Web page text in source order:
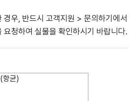
경우, 반드시 고객지원 > 문의하기에서
요청하여 실물을 확인하시기 바랍니다.